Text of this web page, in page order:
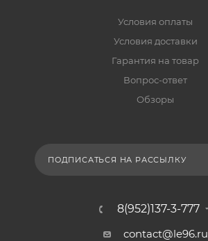
Условия оплаты
Условия доставки
Гарантия на товар
Вопрос-ответ
Обзоры
ПОДПИСАТЬСЯ НА РАССЫЛКУ
8(952)137-3-777
contact@le96.ru